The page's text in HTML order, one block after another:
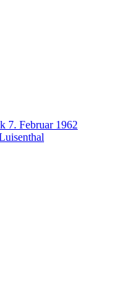
7. Februar 1962